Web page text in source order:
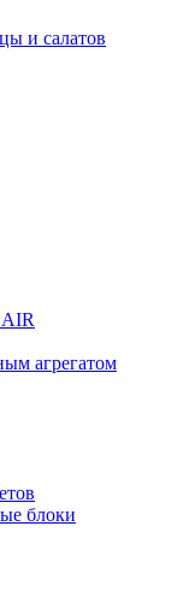
и салатов
агрегатом
блоки